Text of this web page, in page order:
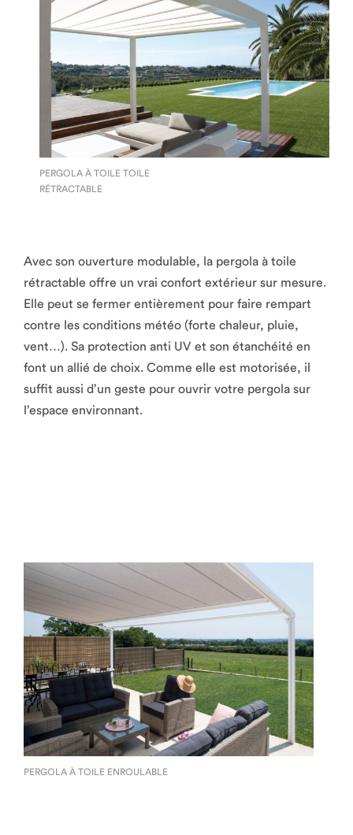
PERGOLA À TOILE TOILE
RÉTRACTABLE
Avec son ouverture modulable, la pergola à toile
rétractable offre un vrai confort extérieur sur mesure.
Elle peut se fermer entièrement pour faire rempart
contre les conditions météo (forte chaleur, pluie,
vent…). Sa protection anti UV et son étanchéité en
font un allié de choix. Comme elle est motorisée, il
suffit aussi d’un geste pour ouvrir votre pergola sur
l’espace environnant.
PERGOLA À TOILE ENROULABLE